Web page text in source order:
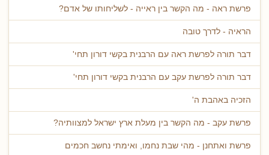
פרשת ראה - מה הקשר בין ראייה - לשליחותו של אדם?
הראיה - לדרך טובה
דבר תורה לפרשת ראה עם הרבנית בקשי דורון תחי'
דבר תורה לפרשת עקב עם הרבנית בקשי דורון תחי'
הזכיה באהבת ה'
פרשת עקב - מה הקשר בין מעלת ארץ ישראל למצוותיה?
פרשת ואתחנן - מהי שבת נחמו, ואימתי נחשב חכמים